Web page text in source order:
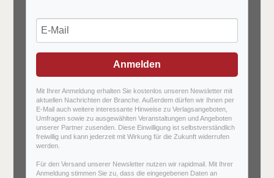
Anmelden
Mit Ihrer Anmeldung erhalten Sie kostenlos unseren Newsletter mit
aktuellen Nachrichten der Branche. Außerdem dürfen wir Ihnen per
E-Mail auch weitere interessante Hinweise zu Verlagsangeboten,
Umfragen sowie zu ausgewählten Veranstaltungen und Angeboten
unserer Partner zusenden. Diese Einwilligung ist selbstverständlich
freiwillig und kann jederzeit mit Wirkung für die Zukunft widerrufen
werden.
Für den Versand unserer Newsletter nutzen wir rapidmail. Mit Ihrer
Anmeldung stimmen Sie zu, dass die eingegebenen Daten an